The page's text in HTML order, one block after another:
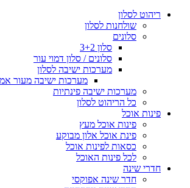
ריהוט לסלון
שולחנות לסלון
סלונים
סלון 3+2
סלונים / סלון דמוי עור
מערכות ישיבה לסלון
מערכות ישיבה מעור
מערכות ישיבה פינתיות
כל הריהוט לסלון
פינות אוכל
פינות אוכל מעץ
פינת אוכל אלון מבוקע
כסאות לפינות אוכל
לכל פינות האוכל
חדרי שינה
חדר שינה אפוקסי